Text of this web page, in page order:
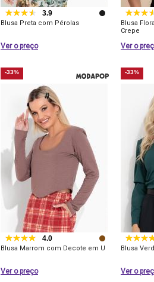
3.9
Blusa Preta com Pérolas
Ver o preço
Blusa
Crepe
Ver o
-33%
4.0
Blusa Marrom com Decote em U
Ver o preço
-33%
Blusa
Ver o